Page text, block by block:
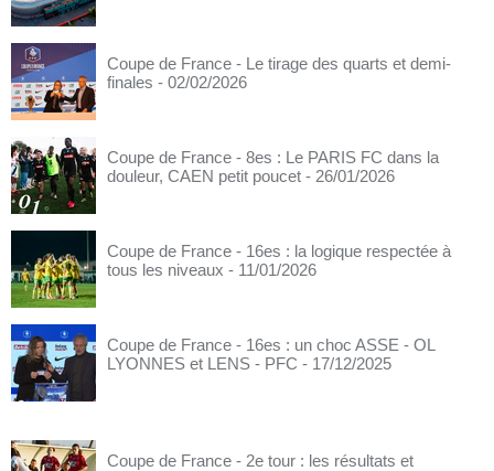
Coupe de France - Le tirage des quarts et demi-
finales - 02/02/2026
Coupe de France - 8es : Le PARIS FC dans la
douleur, CAEN petit poucet - 26/01/2026
Coupe de France - 16es : la logique respectée à
tous les niveaux - 11/01/2026
Coupe de France - 16es : un choc ASSE - OL
LYONNES et LENS - PFC - 17/12/2025
Coupe de France - 2e tour : les résultats et